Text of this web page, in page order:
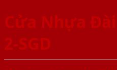
Cửa Nhựa Đài
2-SGD